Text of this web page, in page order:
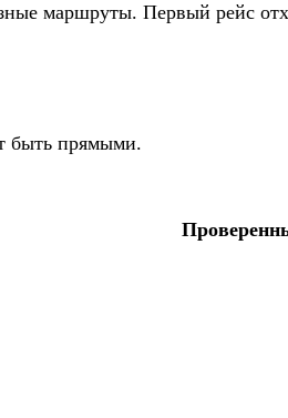
маршруты. Первый рейс
быть прямыми.